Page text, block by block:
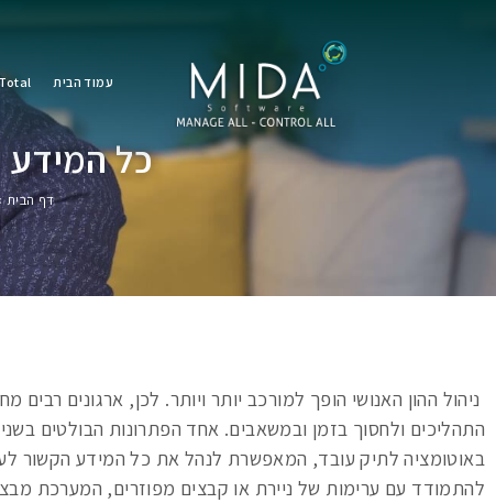
עמוד הבית
כל המידע
דף הבית
ניהול ההון האנושי הופך למורכב יותר ויותר. לכן, ארגונים רבים
התהליכים ולחסוך בזמן ובמשאבים. אחד הפתרונות הבולטים
באוטומציה לתיק עובד, המאפשרת לנהל את כל המידע הקשור
להתמודד עם ערימות של ניירת או קבצים מפוזרים, המערכת